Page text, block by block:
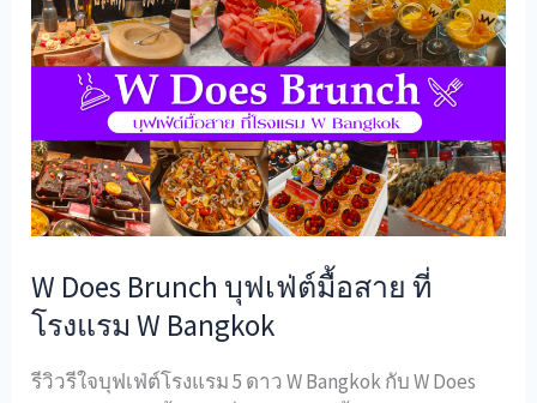
W Does Brunch บุฟเฟ่ต์มื้อสาย ที่
โรงแรม W Bangkok
รีวิวรีใจบุฟเฟ่ต์โรงแรม 5 ดาว W Bangkok กับ W Does
Does
Brunch
บุฟเฟ่ต์
สาย
ที่
โรงแรม
Bangkok